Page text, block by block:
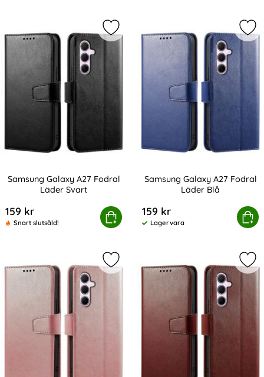
Samsung Galaxy A27 Fodral
Läder Svart
159 kr
Snart slutsåld!
Köp
Samsung Galaxy A27 Fodral Läder Svart
Markera samsung Galaxy A27
Samsung Galaxy A27 Fodral
Läder Blå
159 kr
Tillgänglighet:
Lagervara
Köp
Samsung Galaxy A27
Markera samsung Galaxy A27